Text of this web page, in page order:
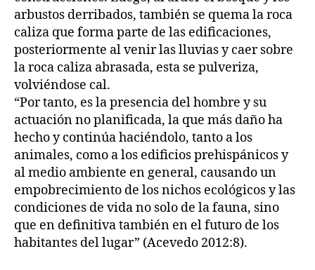
arbustos derribados, también se quema la roca
caliza que forma parte de las edificaciones,
posteriormente al venir las lluvias y caer sobre
la roca caliza abrasada, esta se pulveriza,
volviéndose cal.
“Por tanto, es la presencia del hombre y su
actuación no planificada, la que más daño ha
hecho y continúa haciéndolo, tanto a los
animales, como a los edificios prehispánicos y
al medio ambiente en general, causando un
empobrecimiento de los nichos ecológicos y las
condiciones de vida no solo de la fauna, sino
que en definitiva también en el futuro de los
habitantes del lugar” (Acevedo 2012:8).